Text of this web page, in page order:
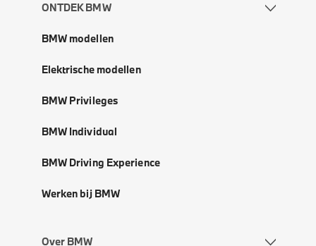
ONTDEK BMW
BMW modellen
Elektrische modellen
BMW Privileges
BMW Individual
BMW Driving Experience
Werken bij BMW
Over BMW